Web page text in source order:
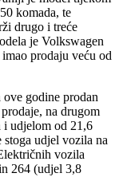
komada, te
drugo i treće
je Volkswagen
prodaju veću od
ove godine prodan
na drugom
i udjelom od 21,6
stoga udjel vozila na
vozila
264 (udjel 3,8